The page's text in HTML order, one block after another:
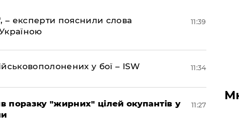
– експерти пояснили слова
11:39
у бої – ISW 11:34
поразку "жирних" цілей окупантів у
11:27